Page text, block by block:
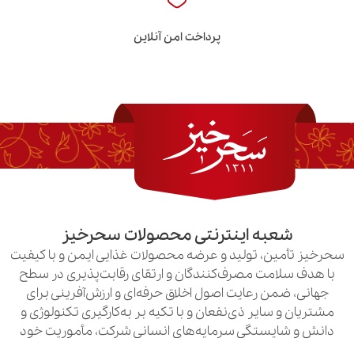
پرداخت امن آنلاین
اینترنتی محصولات سحرخیز
تولید و عرضه محصولات غذایی ایمن و با کیفیت
مصرف‌کنندگان و ارتقای رقابت‌پذیری در سطح
رعایت اصول اخلاق حرفه‌ای و ارزش‌آفرینی برای
ذی‌نفعان و با تکیه بر به‌کارگیری تکنولوژی و
سرمایه‌های انسانی شرکت، مأموریت خود